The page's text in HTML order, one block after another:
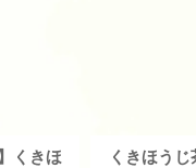
くきほ
くきほう